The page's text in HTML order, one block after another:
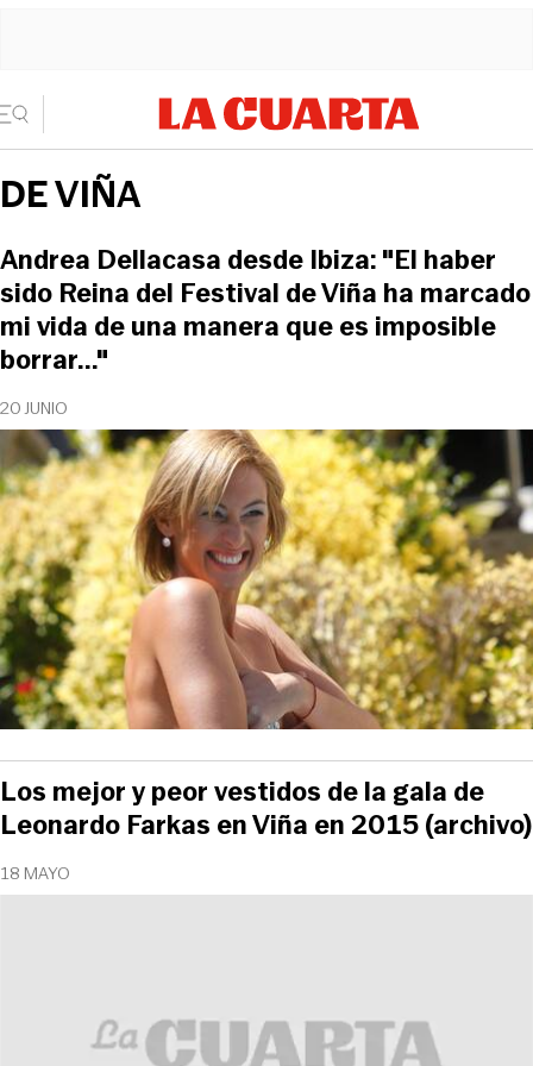
DE VIÑA
20 JUNIO
Andrea Dellacasa desde Ibiza: "El haber
sido Reina del Festival de Viña ha marcado
mi vida de una manera que es imposible
borrar..."
18 MAYO
Los mejor y peor vestidos de la gala de
Leonardo Farkas en Viña en 2015 (archivo)